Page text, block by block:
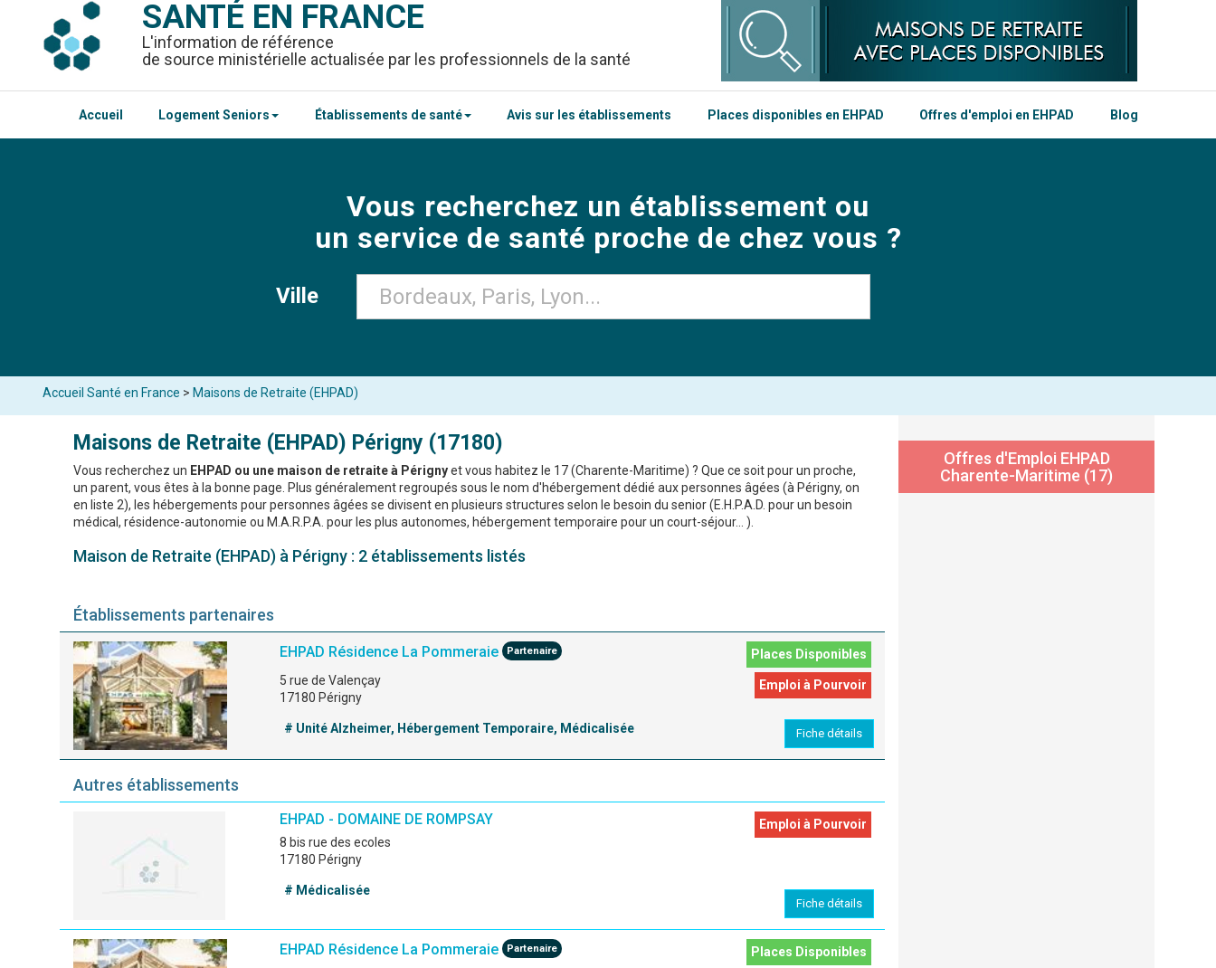
SANTÉ EN FRANCE
L'information de référence
de source ministérielle actualisée par les professionnels de la santé
Accueil Logement Seniors Établissements de santé Avis sur les établissements Places disponibles en EHPAD Offres d'emploi en EHPAD Blog
Vous recherchez un établissement ou
un service de santé proche de chez vous ?
Ville
Accueil Santé en France > Maisons de Retraite (EHPAD)
Maisons de Retraite (EHPAD) Périgny (17180)
Vous recherchez un EHPAD ou une maison de retraite à Pérignyet vous habitez le 17 (Charente-Maritime) ? Que ce soit pour un proche,
un parent, vous êtes à la bonne page. Plus généralement regroupés sous le nom d'hébergement dédié aux personnes âgées (à Périgny, on
en liste 2), les hébergements pour personnes âgées se divisent en plusieurs structures selon le besoin du senior (E.H.P.A.D. pour un besoin
médical, résidence-autonomie ou M.A.R.P.A. pour les plus autonomes, hébergement temporaire pour un court-séjour... ).
Maison de Retraite (EHPAD) à Périgny : 2 établissements listés
Établissements partenaires
EHPAD Résidence La Pommeraie Partenaire
5 rue de Valençay
17180 Périgny
# Unité Alzheimer, Hébergement Temporaire, Médicalisée
Places Disponibles
Emploi à Pourvoir
Fiche détails
Autres établissements
EHPAD - DOMAINE DE ROMPSAY
8 bis rue des ecoles
17180 Périgny
# Médicalisée
Emploi à Pourvoir
Fiche détails
EHPAD Résidence La Pommeraie Partenaire Places Disponibles
Offres d'Emploi EHPAD
Charente-Maritime (17)